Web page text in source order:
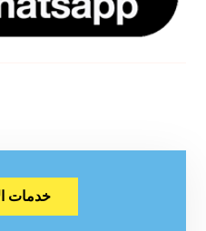
خدمات